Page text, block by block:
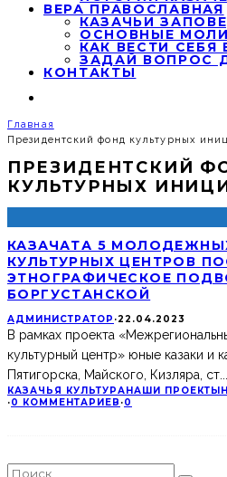
ВЕРА ПРАВОСЛАВНАЯ
КАЗАЧЬИ
ОСНОВНЫЕ
КАК ВЕСТИ СЕБЯ
ЗАДАЙ ВОПРОС
КОНТАКТЫ
Главная
Президентский фонд культурных
ПРЕЗИДЕНТСКИЙ
КУЛЬТУРНЫХ
КАЗАЧАТА 5
КУЛЬТУРНЫХ ЦЕНТРОВ
ЭТНОГРАФИЧЕСКОЕ
БОРГУСТАНСКОЙ
АДМИНИСТРАТОР ·22.04.2023
В рамках проекта
культурный центр» юные казаки и
Пятигорска, Майского, Кизляра, ст.
КАЗАЧЬЯ КУЛЬТУРАНАШИ ПРОЕКТЫ
·0 КОММЕНТАРИЕВ ·0